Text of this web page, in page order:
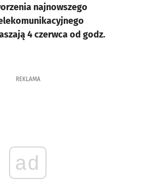
najnowszego
4 czerwca od godz.
REKLAMA
ad